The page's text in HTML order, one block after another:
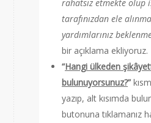
rahatsız etmekte olup
tarafınızdan ele
yardımlarınız
bir açıklama ekliyoruz.
“Hangi ülkeden
bulunuyorsunuz?”
yazıp, alt kısımda
butonuna tıklamanız